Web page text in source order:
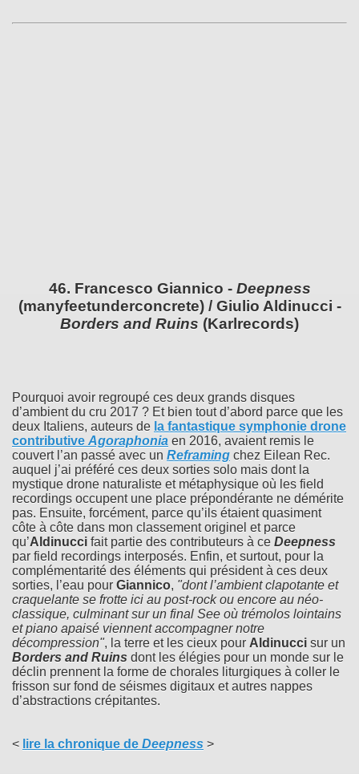
46. Francesco Giannico - Deepness
(manyfeetunderconcrete) / Giulio Aldinucci -
Borders and Ruins (Karlrecords)
Pourquoi avoir regroupé ces deux grands disques
d’ambient du cru 2017 ? Et bien tout d’abord parce que les
deux Italiens, auteurs de la fantastique symphonie drone
contributive Agoraphonia en 2016, avaient remis le
couvert l’an passé avec un Reframing chez Eilean Rec.
auquel j’ai préféré ces deux sorties solo mais dont la
mystique drone naturaliste et métaphysique où les field
recordings occupent une place prépondérante ne démérite
pas. Ensuite, forcément, parce qu’ils étaient quasiment
côte à côte dans mon classement originel et parce
qu’Aldinucci fait partie des contributeurs à ce Deepness
par field recordings interposés. Enfin, et surtout, pour la
complémentarité des éléments qui président à ces deux
sorties, l’eau pour Giannico, "dont l’ambient clapotante et
craquelante se frotte ici au post-rock ou encore au néo-
classique, culminant sur un final See où trémolos lointains
et piano apaisé viennent accompagner notre
décompression", la terre et les cieux pour Aldinucci sur un
Borders and Ruins dont les élégies pour un monde sur le
déclin prennent la forme de chorales liturgiques à coller le
frisson sur fond de séismes digitaux et autres nappes
d’abstractions crépitantes.
< lire la chronique de Deepness >